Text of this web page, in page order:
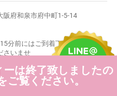
は終了致しましたの
ご覧ください。
府和泉市府中町1-5-14
分前にはご到着下さい。※手荷
さいませ
細を見る